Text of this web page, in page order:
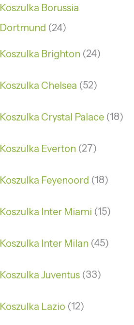
Koszulka Borussia
Dortmund
24
Koszulka Brighton 24
Koszulka Chelsea 52
Koszulka Crystal Palace 18
Koszulka Everton 27
Koszulka Feyenoord 18
Koszulka Inter Miami 15
Koszulka Inter Milan 45
Koszulka Juventus 33
Koszulka Lazio 12